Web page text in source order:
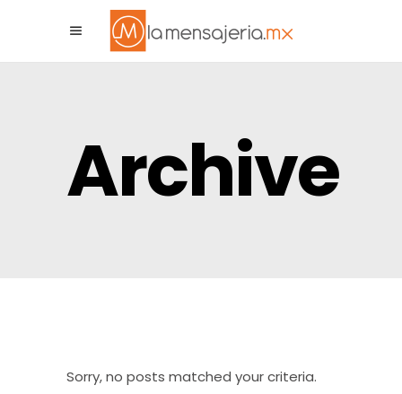
Archive
Sorry, no posts matched your criteria.
La Mensajeria MX